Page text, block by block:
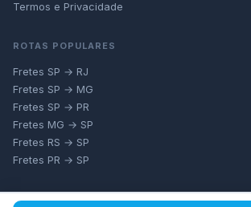
Termos e Privacidade
ROTAS POPULARES
Fretes SP → RJ
Fretes SP → MG
Fretes SP → PR
Fretes MG → SP
Fretes RS → SP
Fretes PR → SP